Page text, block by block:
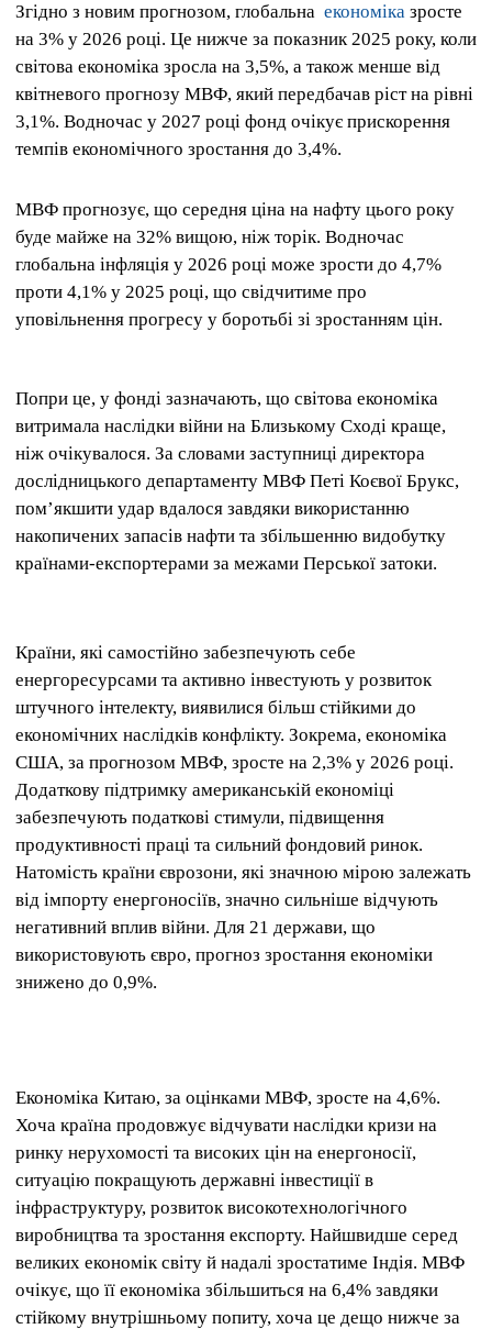
Згідно з новим прогнозом, глобальна економіка зросте
на 3% у 2026 році. Це нижче за показник 2025 року, коли
світова економіка зросла на 3,5%, а також менше від
квітневого прогнозу МВФ, який передбачав ріст на рівні
3,1%. Водночас у 2027 році фонд очікує прискорення
темпів економічного зростання до 3,4%.
МВФ прогнозує, що середня ціна на нафту цього року
буде майже на 32% вищою, ніж торік. Водночас
глобальна інфляція у 2026 році може зрости до 4,7%
проти 4,1% у 2025 році, що свідчитиме про
уповільнення прогресу у боротьбі зі зростанням цін.
Попри це, у фонді зазначають, що світова економіка
витримала наслідки війни на Близькому Сході краще,
ніж очікувалося. За словами заступниці директора
дослідницького департаменту МВФ Петі Коєвої Брукс,
пом’якшити удар вдалося завдяки використанню
накопичених запасів нафти та збільшенню видобутку
країнами-експортерами за межами Перської затоки.
Країни, які самостійно забезпечують себе
енергоресурсами та активно інвестують у розвиток
штучного інтелекту, виявилися більш стійкими до
економічних наслідків конфлікту. Зокрема, економіка
США, за прогнозом МВФ, зросте на 2,3% у 2026 році.
Додаткову підтримку американській економіці
забезпечують податкові стимули, підвищення
продуктивності праці та сильний фондовий ринок.
Натомість країни єврозони, які значною мірою залежать
від імпорту енергоносіїв, значно сильніше відчують
негативний вплив війни. Для 21 держави, що
використовують євро, прогноз зростання економіки
знижено до 0,9%.
Економіка Китаю, за оцінками МВФ, зросте на 4,6%.
Хоча країна продовжує відчувати наслідки кризи на
ринку нерухомості та високих цін на енергоносії,
ситуацію покращують державні інвестиції в
інфраструктуру, розвиток високотехнологічного
виробництва та зростання експорту. Найшвидше серед
великих економік світу й надалі зростатиме Індія. МВФ
очікує, що її економіка збільшиться на 6,4% завдяки
стійкому внутрішньому попиту, хоча це дещо нижче за